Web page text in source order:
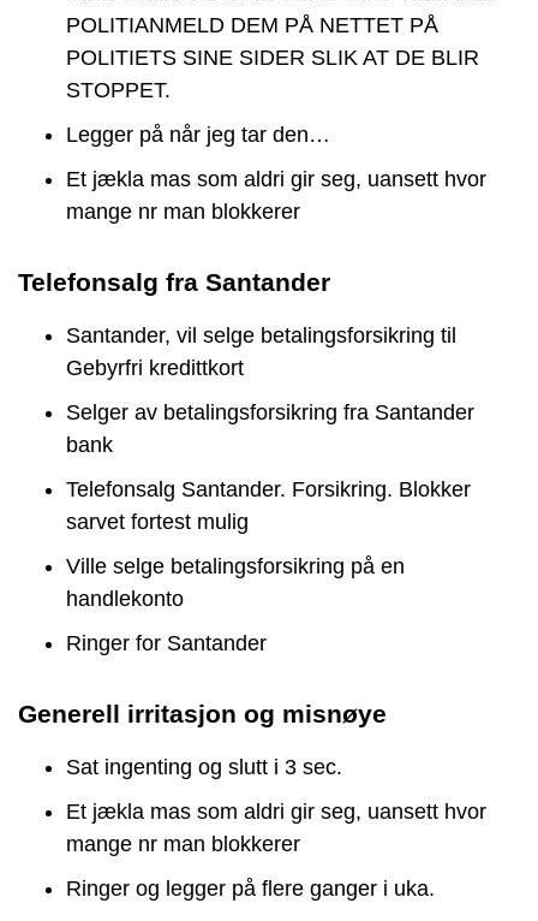
POLITIANMELD DEM PÅ NETTET PÅ
POLITIETS SINE SIDER SLIK AT DE BLIR
STOPPET.
Legger på når jeg tar den…
Et jækla mas som aldri gir seg, uansett hvor
mange nr man blokkerer
Telefonsalg fra Santander
Santander, vil selge betalingsforsikring til
Gebyrfri kredittkort
Selger av betalingsforsikring fra Santander
bank
Telefonsalg Santander. Forsikring. Blokker
sarvet fortest mulig
Ville selge betalingsforsikring på en
handlekonto
Ringer for Santander
Generell irritasjon og misnøye
Sat ingenting og slutt i 3 sec.
Et jækla mas som aldri gir seg, uansett hvor
mange nr man blokkerer
Ringer og legger på flere ganger i uka.